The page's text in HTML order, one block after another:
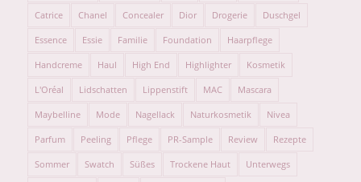
Catrice Chanel Concealer Dior Drogerie Duschgel
Essence Essie Familie Foundation Haarpflege
Handcreme Haul High End Highlighter Kosmetik
L'Oréal Lidschatten Lippenstift MAC Mascara
Maybelline Mode Nagellack Naturkosmetik Nivea
Parfum Peeling Pflege PR-Sample Review Rezepte
Sommer Swatch Süßes Trockene Haut Unterwegs